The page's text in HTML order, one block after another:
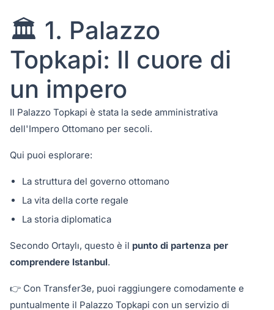
🏛️ 1. Palazzo
Topkapi: Il cuore di
un impero
Il Palazzo Topkapi è stata la sede amministrativa
dell'Impero Ottomano per secoli.
Qui puoi esplorare:
La struttura del governo ottomano
La vita della corte regale
La storia diplomatica
Secondo Ortaylı, questo è il punto di partenza per
comprendere Istanbul.
👉 Con Transfer3e, puoi raggiungere comodamente e
puntualmente il Palazzo Topkapi con un servizio di